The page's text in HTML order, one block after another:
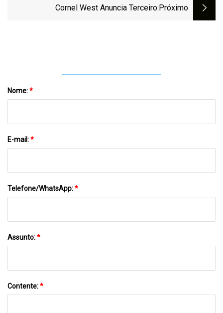
Chegar Ao Mercado Por US $ 37,5 Milhões
Cornel West Anuncia Terceiro:próximo
Nome:*
E-mail:*
Telefone/WhatsApp:*
Assunto:*
Contente:*